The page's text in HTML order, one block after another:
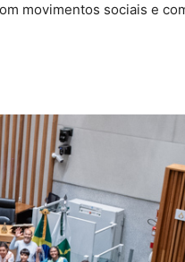
movimentos sociais e